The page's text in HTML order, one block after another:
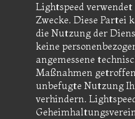
Lightspeed
Zwecke. Diese Partei
die Nutzung der
keine
angemessene
Maßnahmen
unbefugte Nutzung
verhindern.